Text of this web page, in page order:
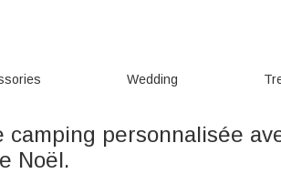
Wedding
camping personnalisée
Noël.